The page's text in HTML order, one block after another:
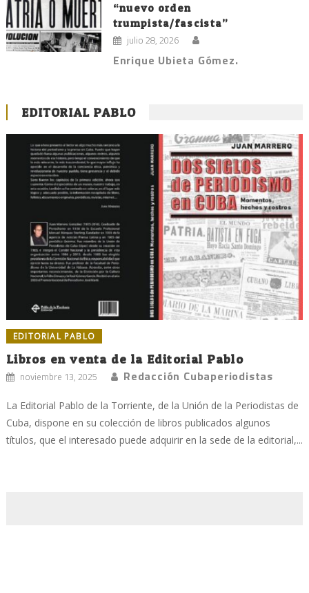
“nuevo orden
trumpista/fascista”
julio 28, 2026
Enrique Ubieta Gómez.
EDITORIAL PABLO
EDITORIAL PABLO
Libros en venta de la Editorial Pablo
noviembre 13, 2025 Redacción Cubaperiodistas
La Editorial Pablo de la Torriente, de la Unión de la Periodistas de
Cuba, dispone en su colección de libros publicados algunos
títulos, que el interesado puede adquirir en la sede de la editorial,...